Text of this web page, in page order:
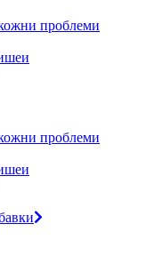
проблеми
проблеми